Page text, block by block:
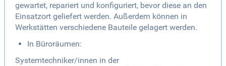
gewartet, repariert und konfiguriert, bevor diese an den
Einsatzort geliefert werden. Außerdem können in
Werkstätten verschiedene Bauteile gelagert werden.
In Büroräumen:
Systemtechniker/innen in der